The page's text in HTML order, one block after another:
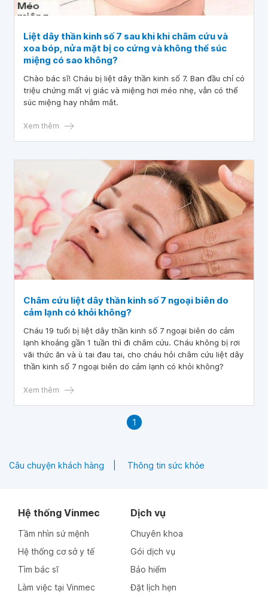
Liệt dây thần kinh số 7 sau khi khi châm cứu và
xoa bóp, nửa mặt bị co cứng và không thể súc
miệng có sao không?
Chào bác sĩ! Cháu bị liệt dây thần kinh số 7. Ban đầu chỉ có
triệu chứng mất vị giác và miệng hơi méo nhẹ, vẫn có thể
súc miệng hay nhắm mắt.
Xem thêm
Châm cứu liệt dây thần kinh số 7 ngoại biên do
cảm lạnh có khỏi không?
Cháu 19 tuổi bị liệt dây thần kinh số 7 ngoại biên do cảm
lạnh khoảng gần 1 tuần thì đi châm cứu. Cháu không bị rơi
vãi thức ăn và ù tai đau tai, cho cháu hỏi châm cứu liệt dây
thần kinh số 7 ngoại biên do cảm lạnh có khỏi không?
Xem thêm
1
Câu chuyện khách hàng Thông tin sức khỏe
Hệ thống Vinmec
Tầm nhìn sứ mệnh
Hệ thống cơ sở y tế
Tìm bác sĩ
Làm việc tại Vinmec
Dịch vụ
Chuyên khoa
Gói dịch vụ
Bảo hiểm
Đặt lịch hẹn